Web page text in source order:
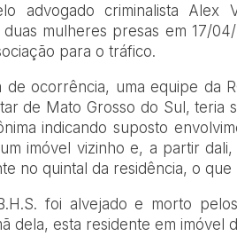
advogado criminalista Alex
mulheres presas em 17/
para o tráfico.
ocorrência, uma equipe da
de Mato Grosso do Sul, teria
indicando suposto
imóvel vizinho e, a partir
no quintal da residência, o
foi alvejado e morto
dela, esta residente em imóvel